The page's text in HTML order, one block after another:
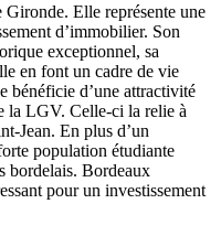
Elle représente une
d’immobilier. Son
exceptionnel, sa
en font un cadre de vie
bénéficie d’une attractivité
la LGV. Celle-ci la relie à
Jean. En plus d’un
population étudiante
bordelais. Bordeaux
pour un investissement